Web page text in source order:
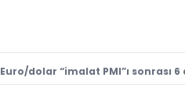
Euro/dolar “imalat PMI”ı sonrası